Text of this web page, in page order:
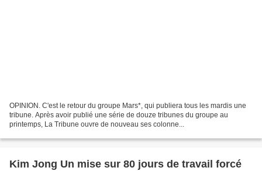
OPINION. C'est le retour du groupe Mars*, qui publiera tous les mardis une
tribune. Après avoir publié une série de douze tribunes du groupe au
printemps, La Tribune ouvre de nouveau ses colonne...
Kim Jong Un mise sur 80 jours de travail forcé